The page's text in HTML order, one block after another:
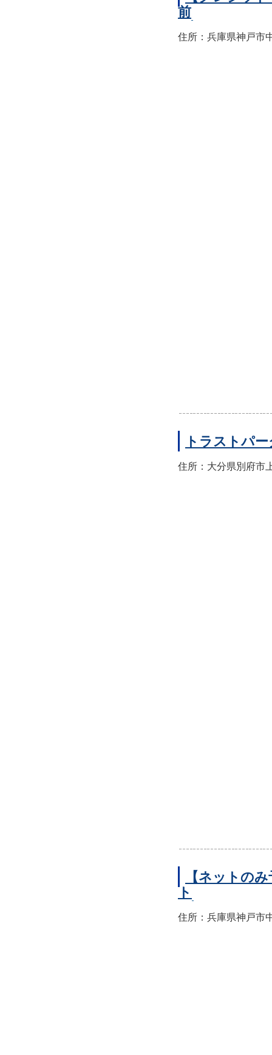
前
住所：兵庫県神戸市
トラストパ
住所：大分県別府市
【ネットの
ト
住所：兵庫県神戸市